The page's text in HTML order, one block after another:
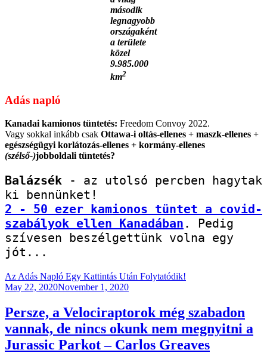
második
legnagyobb
országaként
a területe
közel
9.985.000
km2
Adás napló
Kanadai kamionos tüntetés: Freedom Convoy 2022.
Vagy sokkal inkább csak Ottawa-i oltás-ellenes + maszk-ellenes +
egészségügyi korlátozás-ellenes + kormány-ellenes
(szélső-)jobboldali tüntetés?
Balázsék - az utolsó percben hagytak
2 - 50 ezer kamionos tüntet a covid-
szabályok ellen Kanadában . Pedig
szívesen beszélgettünk volna egy
jót...
Az Adás Napló Egy Kattintás Után Folytatódik!
Posted
May 22, 2020November 1, 2020
Persze, a Velociraptorok még szabadon
vannak, de nincs okunk nem megnyitni a
Jurassic Parkot – Carlos Greaves